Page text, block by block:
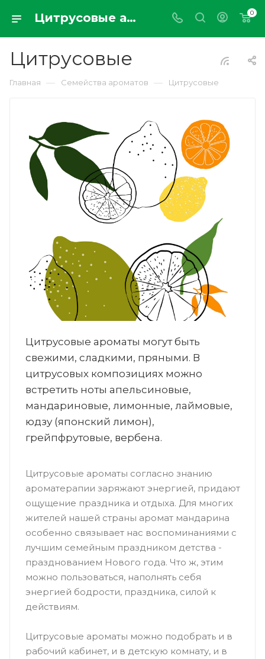
Цитрусовые ароматы для дома из Италии, Франции, Англии, США диффузоры, свечи, спреи, саше и другие форматы для дома - parfumdemaison.ru 0
Цитрусовые
Главная — Семейства ароматов — Цитрусовые
Цитрусовые ароматы могут быть
свежими, сладкими, пряными. В
цитрусовых композициях можно
встретить ноты апельсиновые,
мандариновые, лимонные, лаймовые,
юдзу (японский лимон),
грейпфрутовые, вербена.
Цитрусовые ароматы согласно знанию
ароматерапии заряжают энергией, придают
ощущение праздника и отдыха. Для многих
жителей нашей страны аромат мандарина
особенно связывает нас воспоминаниями с
лучшим семейным праздником детства -
празднованием Нового года. Что ж, этим
можно пользоваться, наполнять себя
энергией бодрости, праздника, силой к
действиям.
Цитрусовые ароматы можно подобрать и в
рабочий кабинет, и в детскую комнату, и в